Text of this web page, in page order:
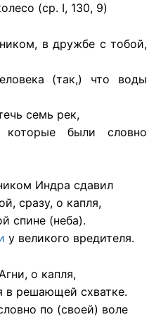
(ср. I, 130, 9)
в дружбе с тобой,
(так,) что воды
семь рек,
которые были словно
Индра сдавил
сразу, о капля,
спине (неба).
у великого вредителя.
о капля,
в решающей схватке.
по (своей) воле